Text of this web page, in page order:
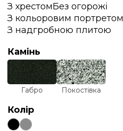
З хрестомБез огорожі
З кольоровим портретом
З надгробною плитою
Камінь
Габро Покостівка
Колір